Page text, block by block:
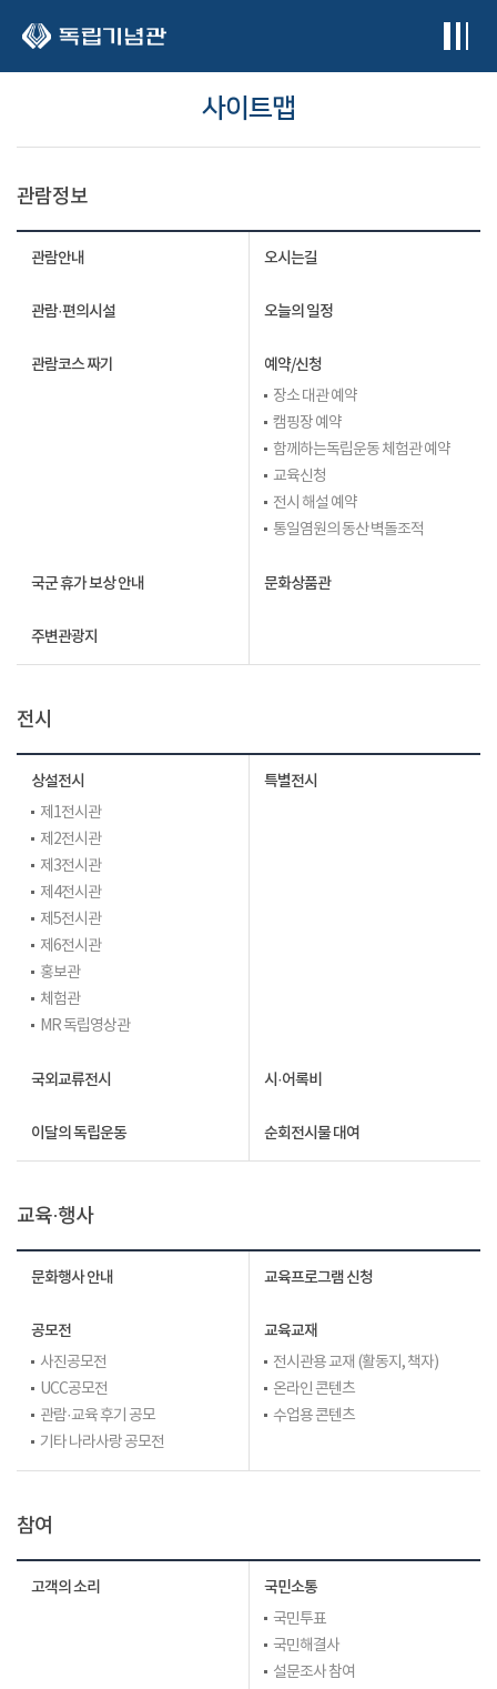
사이트맵
관람정보
관람안내 오시는길
관람·편의시설 오늘의 일정
관람코스 짜기 예약/신청
장소 대관 예약
캠핑장 예약
함께하는독립운동 체험관 예약
교육신청
전시 해설 예약
통일염원의 동산 벽돌조적
국군 휴가 보상 안내 문화상품관
주변관광지
전시
상설전시
제1전시관
제2전시관
제3전시관
제4전시관
제5전시관
제6전시관
홍보관
체험관
MR 독립영상관
특별전시
국외교류전시 시·어록비
이달의 독립운동 순회전시물 대여
교육·행사
문화행사 안내 교육프로그램 신청
공모전
사진공모전
UCC공모전
관람·교육 후기 공모
기타 나라사랑 공모전
교육교재
전시관용 교재 (활동지, 책자)
온라인 콘텐츠
수업용 콘텐츠
참여
고객의 소리 국민소통
국민투표
국민해결사
설문조사 참여